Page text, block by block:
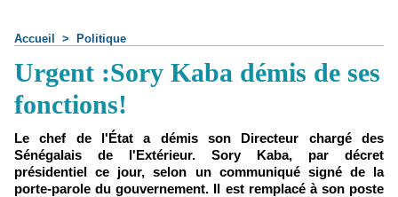
Accueil > Politique
Urgent :Sory Kaba démis de ses
fonctions!
Le chef de l'État a démis son Directeur chargé des
Sénégalais de l'Extérieur. Sory Kaba, par décret
présidentiel ce jour, selon un communiqué signé de la
porte-parole du gouvernement. Il est remplacé à son poste